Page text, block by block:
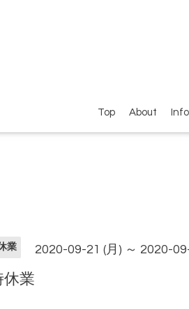
Top About
業 2020-09-21 (月) ～ 2020-
休業